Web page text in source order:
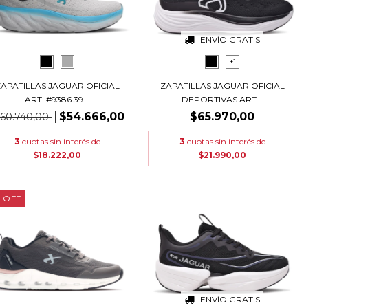
JAGUAR OFICIAL
ART. #9386 39...
$54.666,00
3 cuotas sin interés de
$18.222,00
ENVÍO GRATIS
+1
ZAPATILLAS JAGUAR OFICIAL
DEPORTIVAS ART...
$65.970,00
3 cuotas sin interés de
$21.990,00
OFF
ENVÍO GRATIS